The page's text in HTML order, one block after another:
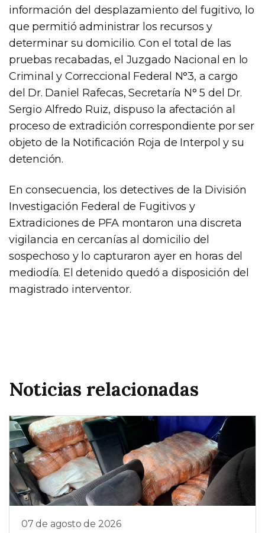
información del desplazamiento del fugitivo, lo
que permitió administrar los recursos y
determinar su domicilio. Con el total de las
pruebas recabadas, el Juzgado Nacional en lo
Criminal y Correccional Federal N°3, a cargo
del Dr. Daniel Rafecas, Secretaría N° 5 del Dr.
Sergio Alfredo Ruiz, dispuso la afectación al
proceso de extradición correspondiente por ser
objeto de la Notificación Roja de Interpol y su
detención.
En consecuencia, los detectives de la División
Investigación Federal de Fugitivos y
Extradiciones de PFA montaron una discreta
vigilancia en cercanías al domicilio del
sospechoso y lo capturaron ayer en horas del
mediodía. El detenido quedó a disposición del
magistrado interventor.
Noticias relacionadas
07 de agosto de 2026